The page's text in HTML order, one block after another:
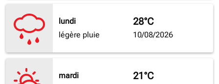
lundi
légère pluie
28°C
10/08/2026
mardi
21°C